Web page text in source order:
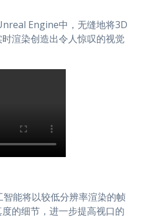
Engine中，无缝地将3D
渲染创造出令人惊叹的视觉
能将以较低分辨率渲染的帧
的细节，进一步提高视口的